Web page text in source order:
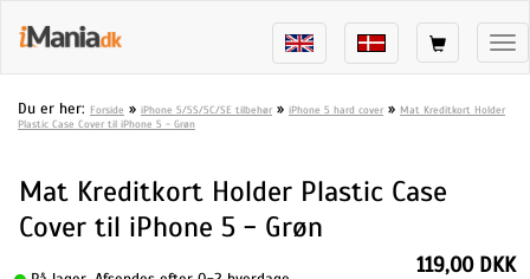
Du er her: Forside » iPhone 5/5S/5C/SE tilbehør » iPhone 5 hard cover » Mat Kreditkort Holder
Plastic Case Cover til iPhone 5 - Grøn
Mat Kreditkort Holder Plastic Case
Cover til iPhone 5 - Grøn
119,00 DKK